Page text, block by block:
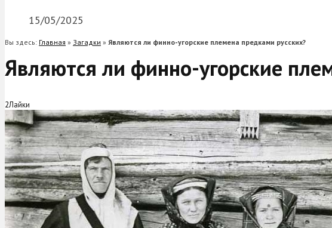
15/05/2025
Вы здесь: Главная » Загадки » Являются ли финно-угорские племена предками русских?
Являются ли финно-угорские
2Лайки